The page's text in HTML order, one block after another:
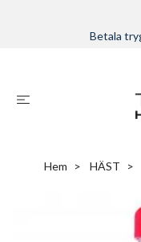
Betala
Hem HÄST